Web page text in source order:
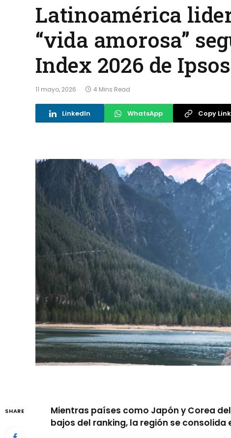
Latinoamérica
“vida amorosa”
Index 2026 de Ipsos
11 mayo, 2026 4 Mins Read
LinkedIn WhatsApp Copy Link
SHARE
Mientras países como Japón y Corea
bajos del ranking, la región se